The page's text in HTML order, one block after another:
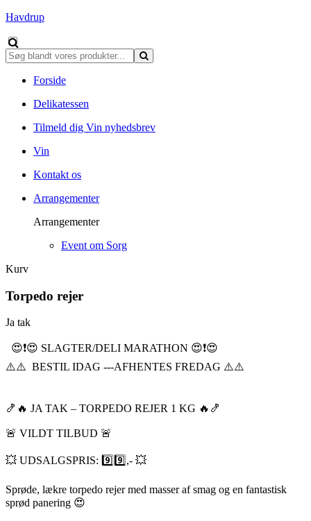
Havdrup
Forside
Delikatessen
Tilmeld dig Vin nyhedsbrev
Vin
Kontakt os
Arrangementer
Arrangementer
Event om Sorg
Kurv
Torpedo rejer
Ja tak
😍❗️😍 SLAGTER/DELI MARATHON 😍❗️😍
⚠️⚠️ BESTIL IDAG ---AFHENTES FREDAG ⚠️⚠️
🍤🔥 JA TAK – TORPEDO REJER 1 KG 🔥🍤
🚨 VILDT TILBUD 🚨
💥 UDSALGSPRIS: 9️⃣9️⃣,- 💥
Sprøde, lækre torpedo rejer med masser af smag og en fantastisk
sprød panering 😍